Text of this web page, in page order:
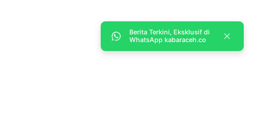
Berita Terkini, Eksklusif di
WhatsApp kabaraceh.co